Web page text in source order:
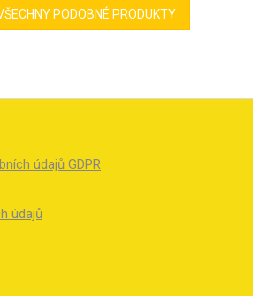
PODOBNÉ PRODUKTY
údajů GDPR
údajů